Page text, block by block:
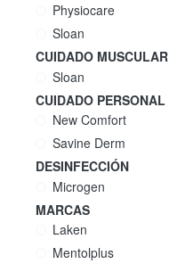
Physiocare
Sloan
CUIDADO MUSCULAR
Sloan
CUIDADO PERSONAL
New Comfort
Savine Derm
DESINFECCIÓN
Microgen
MARCAS
Laken
Mentolplus